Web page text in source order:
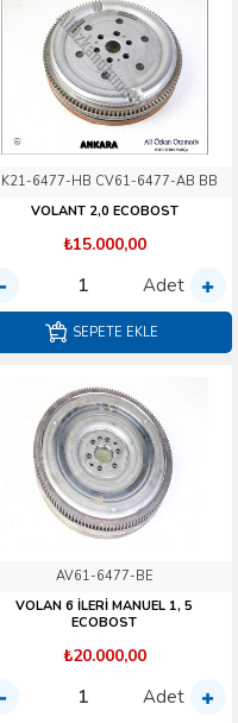
6477-HB CV61-6477-AB BB
VOLANT 2,0 ECOBOST
₺15.000,00
Adet
SEPETE EKLE
AV61-6477-BE
VOLAN 6 İLERİ MANUEL 1, 5
ECOBOST
₺20.000,00
Adet